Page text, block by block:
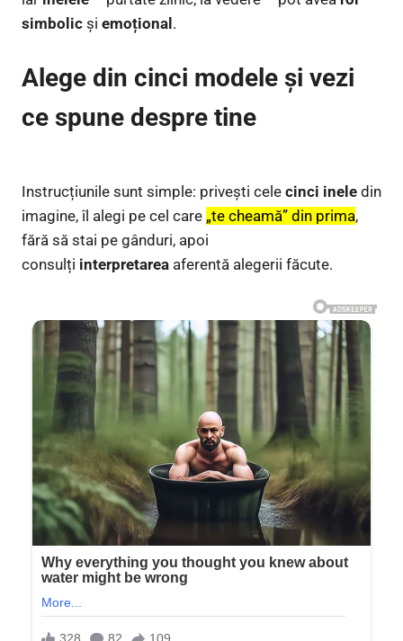
simbolic și emoțional.
Alege din cinci modele și vezi
ce spune despre tine
Instrucțiunile sunt simple: privești cele cinci inele din
imagine, îl alegi pe cel care „te cheamă” din prima,
fără să stai pe gânduri, apoi
consulți interpretarea aferentă alegerii făcute.